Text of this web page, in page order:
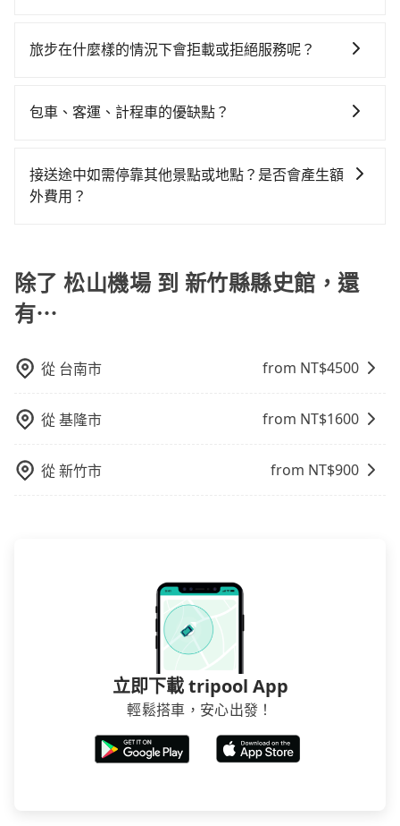
你是三人以下要乘車，也可參考tripool的拼車共乘服
的垃圾或者撞凹的車門仍未被修理，每一次租車都好像
偏找不到停車位，對於急著用車或者要載其他乘客的人
地點與你的上下車地點仍有段距離，在遇到下雨天或者
載行李時，就顯得非常不便。
場到新竹縣縣史館的最佳選擇。
包車：優點是搭乘舒適可以根據自己的需求安排時間和
車：優點是24小時隨叫隨到，價格按錶計費，但若遇交
性和服務質量無法保障，需要自行承擔風險，遇到狀況
事後也無法申訴退費。
旅步在什麼樣的情況下會拒載或拒絕服務呢？
原因，司機有權拒絕服務： 1) 當日搭車人數或行李超過
同行，卻無自備或加購兒童座椅。提醒您，為了保護孩
童的安全，依道路交通安全規則規定，四歲以下的孩童
包車、客運、計程車的優缺點？
上、下車，不需與旅客共乘。但通常需要提前預約。 客
運：最經濟實惠的交通方式，通常有固定的路線和時間
高，車輛選擇不如包車多，且大都屬短程接駁為主。
接送途中如需停靠其他景點或地點？是否會產生額
外費用？
公里內，需額外支付 200 元，且每個點最多停留 5 分
鐘。加點費用可以在乘車當天下車前給司機現付。如果
您選擇「計時包車」，中途需要加點停靠，則不需要額
除了 松山機場 到 新竹縣縣史館，還
有⋯
從 台南市 from NT$4500
從基隆市 from NT$1600
從新竹市 from NT$900
立即下載 tripool App
輕鬆搭車，安心出發！